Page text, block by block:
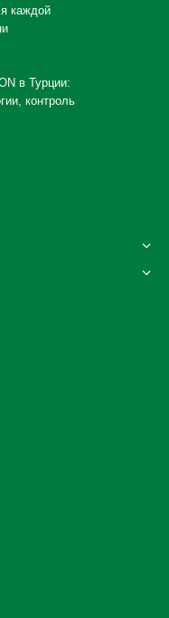
каждой
в Турции:
контроль